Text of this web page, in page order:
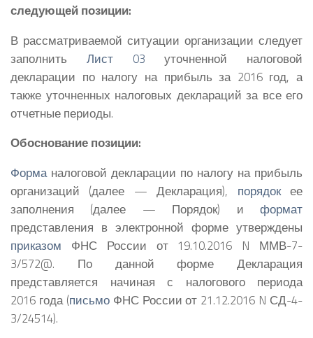
следующей позиции:
В рассматриваемой ситуации организации следует
заполнить Лист 03 уточненной налоговой
декларации по налогу на прибыль за 2016 год, а
также уточненных налоговых деклараций за все его
отчетные периоды.
Обоснование позиции:
Форманалоговой декларации по налогу на прибыль
организаций (далее — Декларация), порядокее
заполнения (далее — Порядок) и формат
представления в электронной форме утверждены
приказом ФНС России от 19.10.2016 N ММВ-7-
3/572@. По данной форме Декларация
представляется начиная с налогового периода
2016 года (письмоФНС России от 21.12.2016 N СД-4-
3/24514).